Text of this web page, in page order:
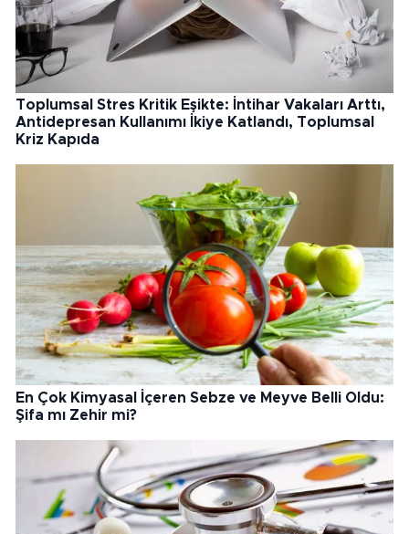
Toplumsal Stres Kritik Eşikte: İntihar Vakaları Arttı,
Antidepresan Kullanımı İkiye Katlandı, Toplumsal
Kriz Kapıda
En Çok Kimyasal İçeren Sebze ve Meyve Belli Oldu:
Şifa mı Zehir mi?